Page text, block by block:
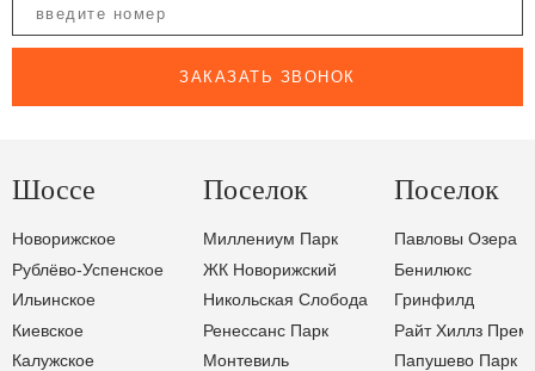
ЗАКАЗАТЬ ЗВОНОК
Шоссе
Новорижское
Рублёво-Успенское
Ильинское
Киевское
Калужское
Поселок
Миллениум Парк
ЖК Новорижский
Никольская Слобода
Ренессанс Парк
Монтевиль
Поселок
Павловы Озера
Бенилюкс
Гринфилд
Райт Хиллз
Папушево Парк